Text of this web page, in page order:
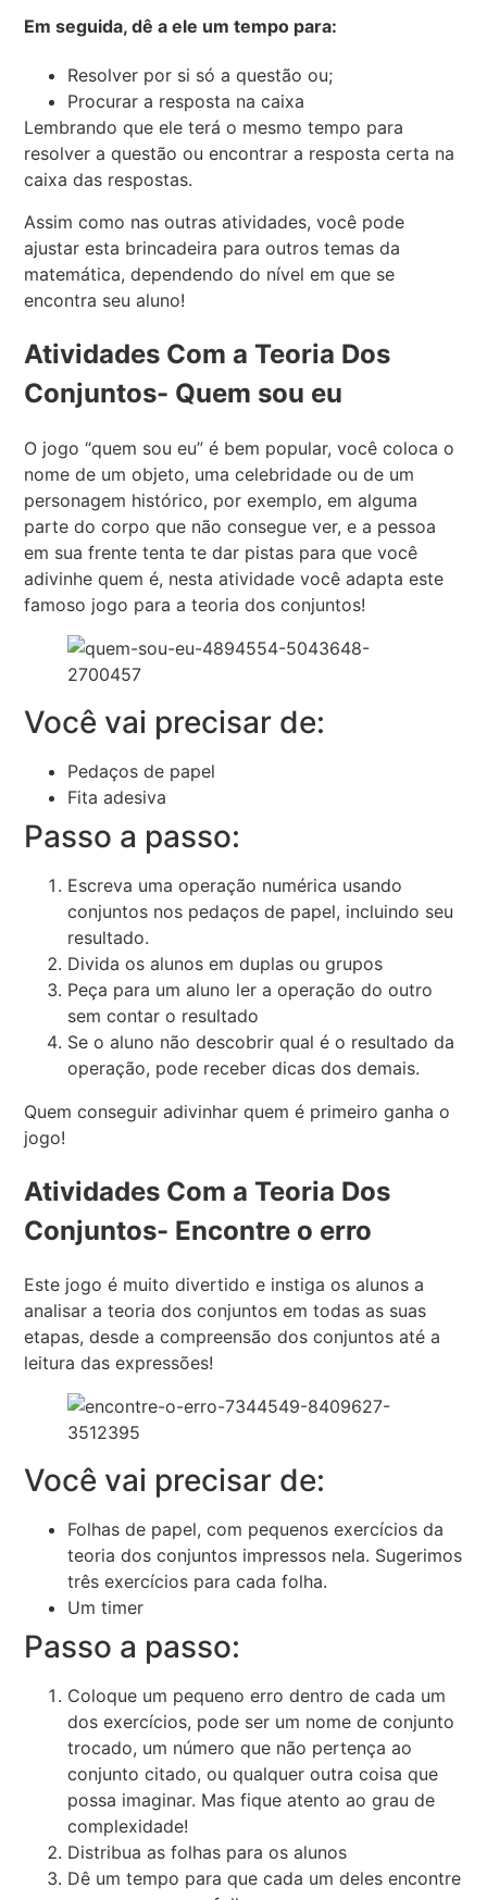
Em seguida, dê a ele um tempo para:
Resolver por si só a questão ou;
Procurar a resposta na caixa
Lembrando que ele terá o mesmo tempo para
resolver a questão ou encontrar a resposta certa na
caixa das respostas.
Assim como nas outras atividades, você pode
ajustar esta brincadeira para outros temas da
matemática, dependendo do nível em que se
encontra seu aluno!
Atividades Com a Teoria Dos
Conjuntos- Quem sou eu
O jogo “quem sou eu” é bem popular, você coloca o
nome de um objeto, uma celebridade ou de um
personagem histórico, por exemplo, em alguma
parte do corpo que não consegue ver, e a pessoa
em sua frente tenta te dar pistas para que você
adivinhe quem é, nesta atividade você adapta este
famoso jogo para a teoria dos conjuntos!
Você vai precisar de:
Pedaços de papel
Fita adesiva
Passo a passo:
Escreva uma operação numérica usando
conjuntos nos pedaços de papel, incluindo seu
resultado.
Divida os alunos em duplas ou grupos
Peça para um aluno ler a operação do outro
sem contar o resultado
Se o aluno não descobrir qual é o resultado da
operação, pode receber dicas dos demais.
Quem conseguir adivinhar quem é primeiro ganha o
jogo!
Atividades Com a Teoria Dos
Conjuntos- Encontre o erro
Este jogo é muito divertido e instiga os alunos a
analisar a teoria dos conjuntos em todas as suas
etapas, desde a compreensão dos conjuntos até a
leitura das expressões!
Você vai precisar de:
Folhas de papel, com pequenos exercícios da
teoria dos conjuntos impressos nela. Sugerimos
três exercícios para cada folha.
Um timer
Passo a passo:
Coloque um pequeno erro dentro de cada um
dos exercícios, pode ser um nome de conjunto
trocado, um número que não pertença ao
conjunto citado, ou qualquer outra coisa que
possa imaginar. Mas fique atento ao grau de
complexidade!
Distribua as folhas para os alunos
Dê um tempo para que cada um deles encontre